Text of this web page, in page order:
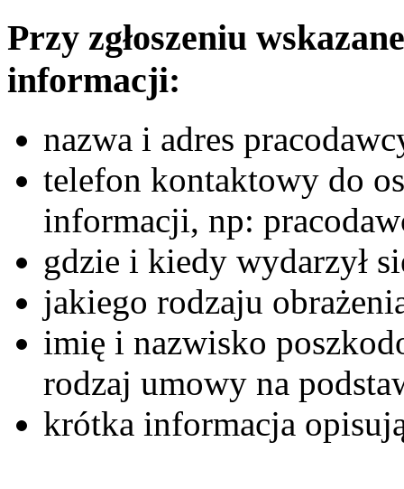
Przy zgłoszeniu
informacji:
nazwa i adres
telefon kontaktowy do
informacji, np:
gdzie i kiedy wydarzył
jakiego rodzaju
imię i nazwisko
rodzaj umowy na
krótka informacja